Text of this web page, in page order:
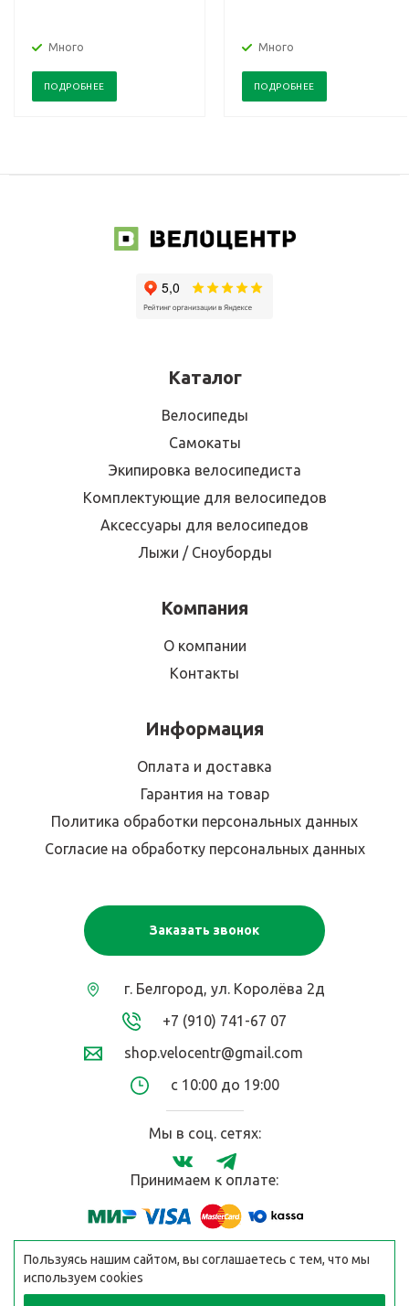
Много
ПОДРОБНЕЕ
Много
ПОДРОБНЕЕ
Каталог
Велосипеды
Самокаты
Экипировка велосипедиста
Комплектующие для велосипедов
Аксессуары для велосипедов
Лыжи / Сноуборды
Компания
О компании
Контакты
Информация
Оплата и доставка
Гарантия на товар
Политика обработки персональных данных
Согласие на обработку персональных данных
Заказать звонок
г. Белгород, ул. Королёва 2д
+7 (910) 741-67 07
shop.velocentr@gmail.com
с 10:00 до 19:00
Мы в соц. сетях:
Принимаем к оплате:
Пользуясь нашим сайтом, вы соглашаетесь с тем, что мы
используем cookies